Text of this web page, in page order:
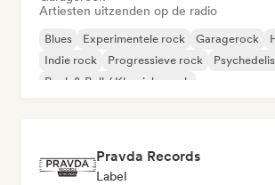
Artiesten uitzenden op de radio
Blues Experimentele rock Garagerock
Indie rock
Progressieve rock
Rock & Roll / Klassieke rock
Pravda Records
Label